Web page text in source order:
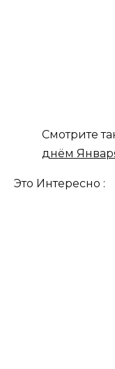
Смотрите
днём
Это Интересно :